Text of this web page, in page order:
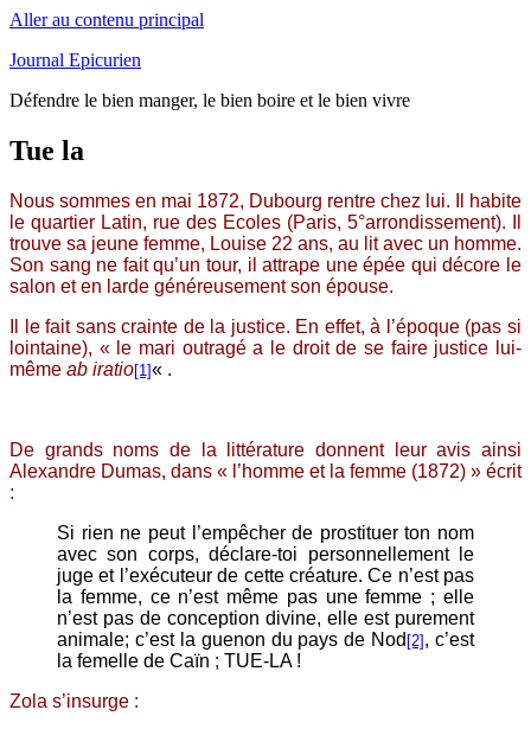
Aller au contenu principal
Journal Epicurien
Défendre le bien manger, le bien boire et le bien vivre
Tue la
Nous sommes en mai 1872, Dubourg rentre chez lui. Il habite
le quartier Latin, rue des Ecoles (Paris, 5°arrondissement). Il
trouve sa jeune femme, Louise 22 ans, au lit avec un homme.
Son sang ne fait qu’un tour, il attrape une épée qui décore le
salon et en larde généreusement son épouse.
Il le fait sans crainte de la justice. En effet, à l’époque (pas si
lointaine), « le mari outragé a le droit de se faire justice lui-
même ab iratio[1]« .
De grands noms de la littérature donnent leur avis ainsi
Alexandre Dumas, dans « l’homme et la femme (1872) » écrit
:
Si rien ne peut l’empêcher de prostituer ton nom
avec son corps, déclare-toi personnellement le
juge et l’exécuteur de cette créature. Ce n’est pas
la femme, ce n’est même pas une femme ; elle
n’est pas de conception divine, elle est purement
animale; c’est la guenon du pays de Nod [2] , c’est
la femelle de Caïn ; TUE-LA !
Zola s’insurge :